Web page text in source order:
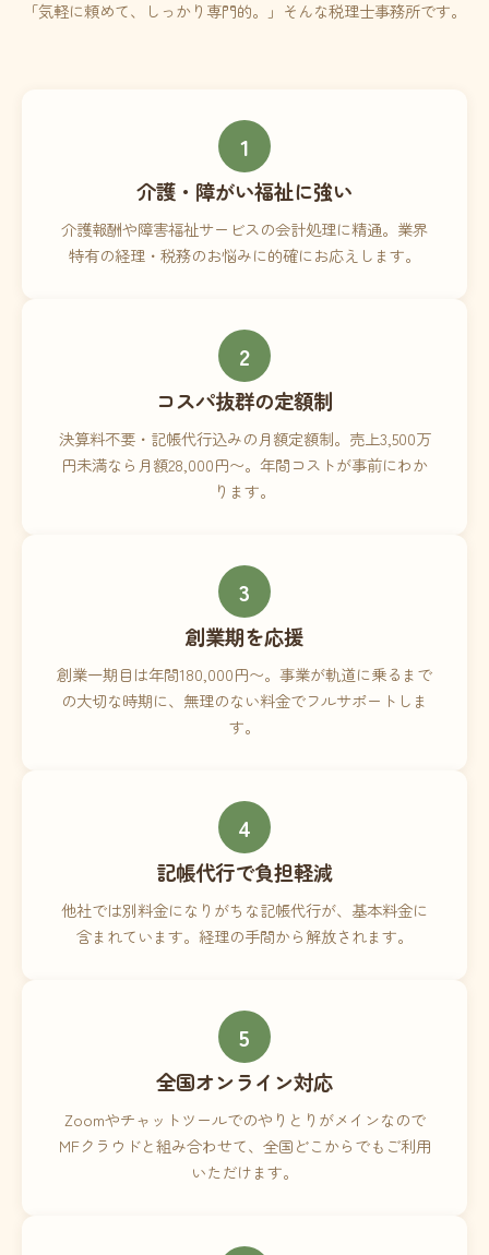
「気軽に頼めて、しっかり専門的。」そんな税理士事務所です。
1
介護・障がい福祉に強い
介護報酬や障害福祉サービスの会計処理に精通。業界
特有の経理・税務のお悩みに的確にお応えします。
2
コスパ抜群の定額制
決算料不要・記帳代行込みの月額定額制。売上3,500万
円未満なら月額28,000円〜。年間コストが事前にわか
ります。
3
創業期を応援
創業一期目は年間180,000円〜。事業が軌道に乗るまで
の大切な時期に、無理のない料金でフルサポートしま
す。
4
記帳代行で負担軽減
他社では別料金になりがちな記帳代行が、基本料金に
含まれています。経理の手間から解放されます。
5
全国オンライン対応
Zoomやチャットツールでのやりとりがメインなので
MFクラウドと組み合わせて、全国どこからでもご利用
いただけます。